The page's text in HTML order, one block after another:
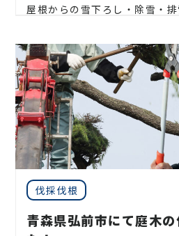
松、スギ、クスノキ、くろが
金木犀、アカシア、シダレエ
梅、かしの木、ブルーアイス、
クスノキ、 薪の木、ケヤキ、
木、桜、ゴールドクレスト、
子の木、ゴールデンアカシア
グレープフルーツの木、カツラ
ミ、エゴノキ、ハナミズキ、ジ
ウシ、カイズカ、
花梨、クロ
サザンカ、ホルトノキ、
屋根からの雪下ろし・除雪・
地域密着で伐採・抜根・剪定
こと、造園・植木屋をお探しな
い！
当社では造園工事はもちろん
ステリア工事まで自社で一気
見積もりは無料ですので、 お
軽にご連絡ください！
お庭や木に関するお悩みに全力
ます！
伐採伐根
青森県弘前市にて庭木